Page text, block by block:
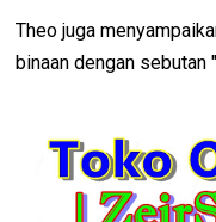
Theo juga
binaan dengan sebutan